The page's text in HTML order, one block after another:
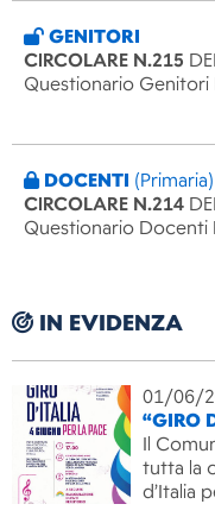
GENITORI
CIRCOLARE N.215
Questionario Genitori
DOCENTI (Primaria)
CIRCOLARE N.214
Questionario Docenti
IN EVIDENZA
01/06/
“GIRO
Il
tutta la
d’Italia